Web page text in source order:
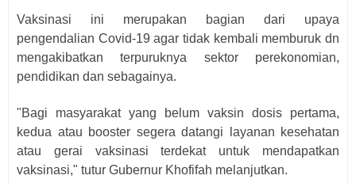
Vaksinasi ini merupakan bagian dari upaya
pengendalian Covid-19 agar tidak kembali memburuk dn
mengakibatkan terpuruknya sektor perekonomian,
pendidikan dan sebagainya.
"Bagi masyarakat yang belum vaksin dosis pertama,
kedua atau booster segera datangi layanan kesehatan
atau gerai vaksinasi terdekat untuk mendapatkan
vaksinasi," tutur Gubernur Khofifah melanjutkan.